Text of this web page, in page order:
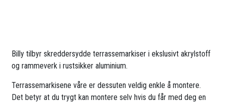
Billy tilbyr skreddersydde terrassemarkiser i ekslusivt akrylstoff
og rammeverk i rustsikker aluminium.
Terrassemarkisene våre er dessuten veldig enkle å montere.
Det betyr at du trygt kan montere selv hvis du får med deg en